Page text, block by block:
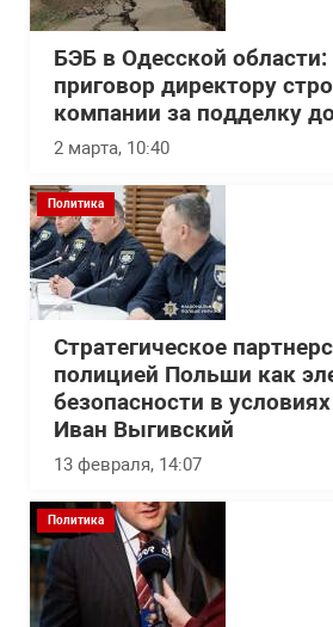
БЭБ в Одесской
приговор директору
компании за подделку
2 марта, 10:40
Политика
Стратегическое
полицией Польши как
безопасности в
Иван Выгивский
13 февраля, 14:07
Политика